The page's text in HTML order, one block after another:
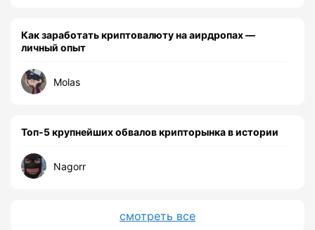
Как заработать криптовалюту на аирдропах —
личный опыт
Molas
Топ-5 крупнейших обвалов крипторынка в истории
Nagorr
смотреть все